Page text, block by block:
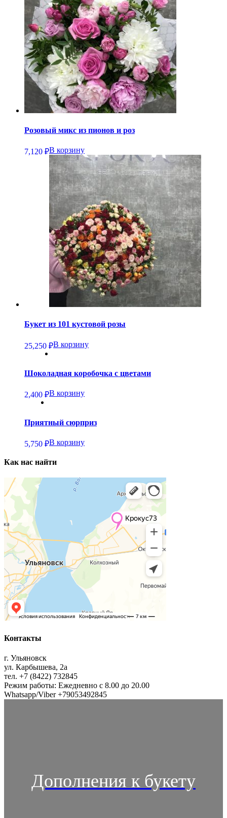
Розовый микс из пионов и роз
7,120 ₽В корзину
Букет из 101 кустовой розы
25,250 ₽В корзину
Шоколадная коробочка с цветами
2,400 ₽В корзину
Приятный сюрприз
5,750 ₽В корзину
Как нас найти
Контакты
г. Ульяновск
ул. Карбышева, 2а
тел. +7 (8422) 732845
Режим работы: Ежедневно с 8.00 до 20.00
Whatsapp/Viber +79053492845
Дополнения к букету